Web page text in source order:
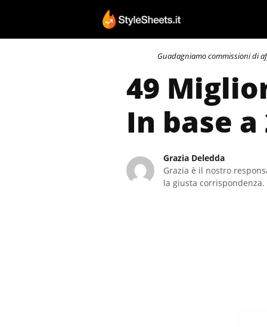
contenuto
Guadagniamo commissioni di
49
In base
Grazia Deledda
Grazia è il nostro
la giusta